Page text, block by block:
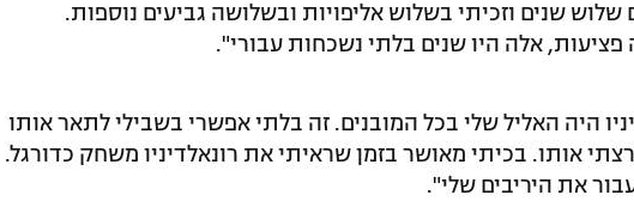
שנים וזכיתי בשלוש אליפויות ובשלושה גביעים נוספות.
אלה היו שנים בלתי נשכחות עבורי".
היה האליל שלי בכל המובנים. זה בלתי אפשרי בשבילי לתאר אותו
אותו. בכיתי מאושר בזמן שראיתי את רונאלדיניו משחק כדורגל.
את היריבים שלי".